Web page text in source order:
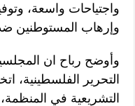
واجتياحات واسعة،
وإرهاب المستوطنين
وأوضح رباح ان
التحرير الفلسطينية،
التشريعية في المنظمة،